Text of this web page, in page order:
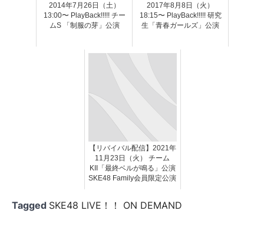
2014年7月26日（土）
13:00〜 PlayBack!!!!! チー
ムS 「制服の芽」公演
2017年8月8日（火）
18:15〜 PlayBack!!!!! 研究
生「青春ガールズ」公演
【リバイバル配信】2021年
11月23日（火） チーム
KII「最終ベルが鳴る」公演
SKE48 Family会員限定公演
Tagged SKE48 LIVE！！ ON DEMAND